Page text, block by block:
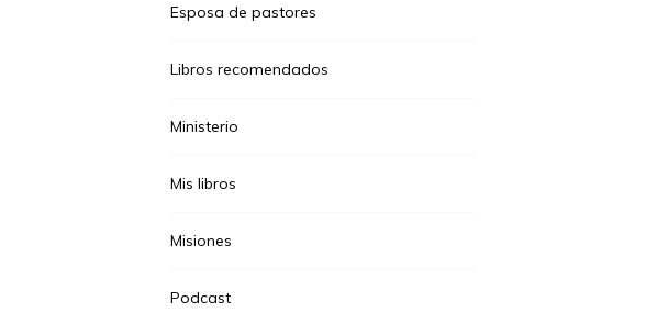
Esposa de pastores
Libros recomendados
Ministerio
Mis libros
Misiones
Podcast